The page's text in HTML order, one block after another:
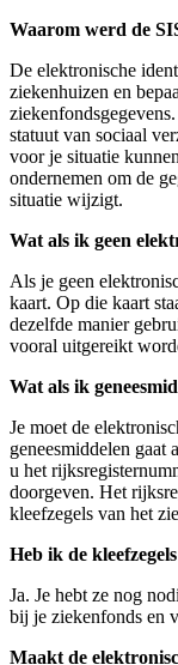
Waarom werd de
De elektronische
ziekenhuizen en
statuut van sociaal
voor je situatie
ondernemen om de
situatie wijzigt.
Wat als ik geen
Als je geen
kaart. Op die kaart
dezelfde manier
vooral uitgereikt
Wat als ik
Je moet de
geneesmiddelen gaat
u het
doorgeven. Het
kleefzegels van het
Heb ik de
Ja. Je hebt ze nog
bij je ziekenfonds en
Maakt de